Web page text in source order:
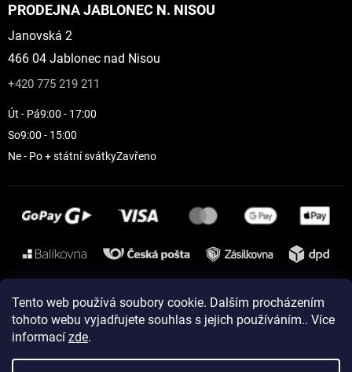
Tento web používá soubory cookie. Dalším procházením
tohoto webu vyjadřujete souhlas s jejich používáním.. Více
informací zde.
PRODEJNA JABLONEC N. NISOU
Janovská 2
466 04 Jablonec nad Nisou
+420 775 219 211
Út - Pá9:00 - 17:00
So9:00 - 15:00
Ne - Po + státní svátkyZavřeno
Instagram
Vytvořil Shoptet